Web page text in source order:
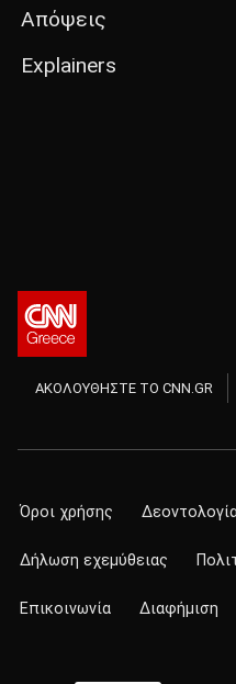
Απόψεις
Explainers
ΑΚΟΛΟΥΘΗΣΤΕ ΤΟ CNN.GR
Όροι χρήσης
Δήλωση εχεμύθειας
Επικοινωνία Διαφήμιση